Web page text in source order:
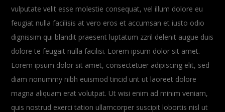
vulputate velit esse molestie consequat, vel illum dolore eu
feugiat nulla facilisis at vero eros et accumsan et iusto odio
dignissim qui blandit praesent luptatum zzril delenit augue duis
dolore te feugait nulla facilisi. Lorem ipsum dolor sit amet.
Lorem ipsum dolor sit amet, consectetuer adipiscing elit, sed
diam nonummy nibh euismod tincid unt ut laoreet dolore
magna aliquam erat volutpat. Ut wisi enim ad minim veniam,
quis nostrud exerci tation ullamcorper suscipit lobortis nisl ut